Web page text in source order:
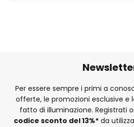
Per essere sempre i primi a
offerte, le promozioni esclusive e
fatto di illuminazione. Registrati
codice sconto del13%*da